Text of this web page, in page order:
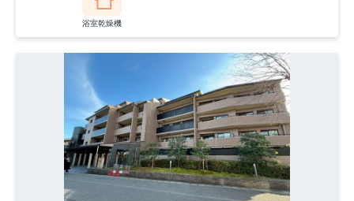
浴室乾燥機